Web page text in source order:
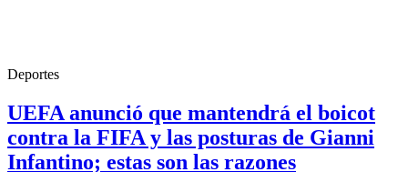
Deportes
UEFA anunció que mantendrá el boicot
contra la FIFA y las posturas de Gianni
Infantino; estas son las razones